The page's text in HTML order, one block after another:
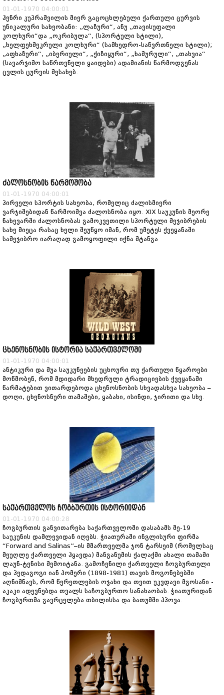
01-01-1970 04:00:01
ჰენრი კუპრაშვილის მიერ გაცოცხლებული ქართული ცურვის
უნიკალური სახეობანი: „ლაზური“, ანუ „თავისუფალი
კოლხური“და „ოკრიბულა“, (სპორტული სტილი),
„ხელფეხშეკრული კოლხური“ (სამხედრო-საწვრთნელი სტილი);
„აფხაზური“, „იბერიული“, „ქიზიყური“, „ხაშურული“, „თახვია“
(სავარჯიშო საწრთვნელი ყაიდები) ადამიანის წარმოდგენას
ცვლის ცურვის შესახებ.
ძალოსნობის წარმოშობა
01-01-1970 04:00:01
პირველი სპორტის სახეობა, რომელიც ძალისმიერი
ვარჯიშებიდან წარმოიშვა ძალოსნობა იყო. XIX საუკუნის მეორე
ნახევარში ძალოსნობას გამოკვეთილი სპორტული შეჯიბრების
სახე მიეცა რასაც ხელი შეუწყო იმან, რომ უმეტეს ქვეყანაში
საშეჯიბრო იარაღად გამოყოფილი იქნა შტანგა
ცხენოსნობის ისტორია საქართველოში
01-01-1970 04:00:01
ანტიკური და შუა საუკუნეების უცხოური თუ ქართული წყაროები
მოწმობენ, რომ მდიდარი მხედრული ტრადიციების ქვეყანაში
წარმატებით ვითარდებოდა ცხენოსნობის სხვადასხვა სახეობა –
დოღი, ცხენოსნური თამაშები, ყაბახი, ისინდი, ჯირითი და სხვ.
საქართველოს ჩოგბურთის ისტორიიდან
01-01-1970 04:00:28
ჩოგბურთის განვითარება საქართველოში დასაბამს მე-19
საუკუნის დამლევიდან იღებს. ჭიათურაში ინგლისური ფირმა
“Forward and Salinas”–ის მმართველმა ჯონ ტარსეიმ (რომელსაც
მეუღლე ქართველი ჰყავდა) მანგანუმის ქალაქში ახალი თამაში
ლაუნ-ტენისი შემოიტანა. გამოჩენილი ქართველი ჩოგბურთელი
და პედაგოგი იან ჰომერი (1898-1981) თავის მოგონებებში
აღნიშნავს, რომ წერეთლების ოჯახი და თვით უკვდავი მგოსანი -
აკაკი ადევნებდა თვალს საჩოგბურთო სანახაობას. ჭიათურიდან
ჩოგბურთმა გავრცელება თბილისსა და ბათუმში ჰპოვა.